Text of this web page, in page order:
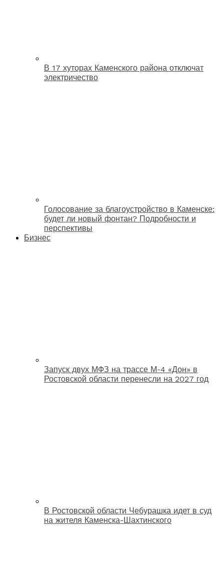
В 17 хуторах Каменского района отключат
электричество
Голосование за благоустройство в Каменске:
будет ли новый фонтан? Подробности и
перспективы
Бизнес
Запуск двух МФЗ на трассе М-4 «Дон» в
Ростовской области перенесли на 2027 год
В Ростовской области Чебурашка идет в суд
на жителя Каменска-Шахтинского